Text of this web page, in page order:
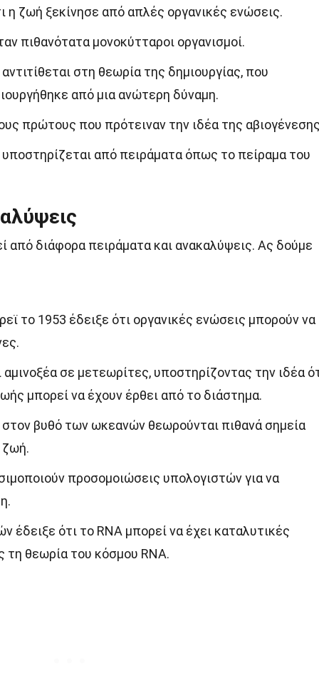
η ζωή ξεκίνησε από απλές οργανικές ενώσεις.
πιθανότατα μονοκύτταροι οργανισμοί.
στη θεωρία της δημιουργίας, που
από μια ανώτερη δύναμη.
πρώτους που πρότειναν την ιδέα της
από πειράματα όπως το πείραμα του
από διάφορα πειράματα και ανακαλύψεις. Ας δούμε
το 1953 έδειξε ότι οργανικές ενώσεις μπορούν να
σε μετεωρίτες, υποστηρίζοντας την ιδέα
μπορεί να έχουν έρθει από το διάστημα.
βυθό των ωκεανών θεωρούνται πιθανά σημεία
ζωή.
προσομοιώσεις υπολογιστών για να
έδειξε ότι το RNA μπορεί να έχει καταλυτικές
τη θεωρία του κόσμου RNA.